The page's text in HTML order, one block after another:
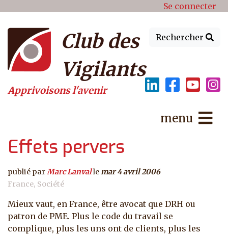
Menu du compte de Se connecter
Rechercher
Club des
Vigilants
Apprivoisons l'avenir
menu
Effets pervers
publié parMarc Lanvallemar 4 avril 2006
France Société
Mieux vaut, en France, être avocat que DRH ou
patron de PME. Plus le code du travail se
complique, plus les uns ont de clients, plus les